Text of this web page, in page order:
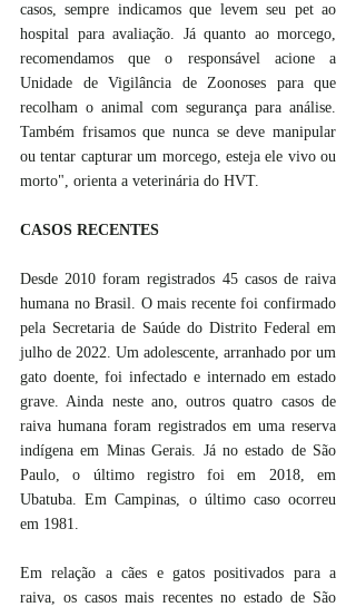
casos, sempre indicamos que levem seu pet ao
hospital para avaliação. Já quanto ao morcego,
recomendamos que o responsável acione a
Unidade de Vigilância de Zoonoses para que
recolham o animal com segurança para análise.
Também frisamos que nunca se deve manipular
ou tentar capturar um morcego, esteja ele vivo ou
morto", orienta a veterinária do HVT.
CASOS RECENTES
Desde 2010 foram registrados 45 casos de raiva
humana no Brasil. O mais recente foi confirmado
pela Secretaria de Saúde do Distrito Federal em
julho de 2022. Um adolescente, arranhado por um
gato doente, foi infectado e internado em estado
grave. Ainda neste ano, outros quatro casos de
raiva humana foram registrados em uma reserva
indígena em Minas Gerais. Já no estado de São
Paulo, o último registro foi em 2018, em
Ubatuba. Em Campinas, o último caso ocorreu
em 1981.
Em relação a cães e gatos positivados para a
raiva, os casos mais recentes no estado de São